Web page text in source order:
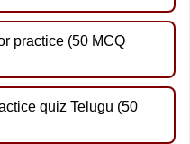
practice (50 MCQ
quiz Telugu (50